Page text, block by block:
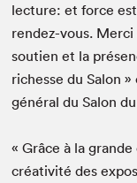
lecture: et force
rendez-vous.
soutien et la
richesse du Salon
général du Salon
« Grâce à la
créativité des